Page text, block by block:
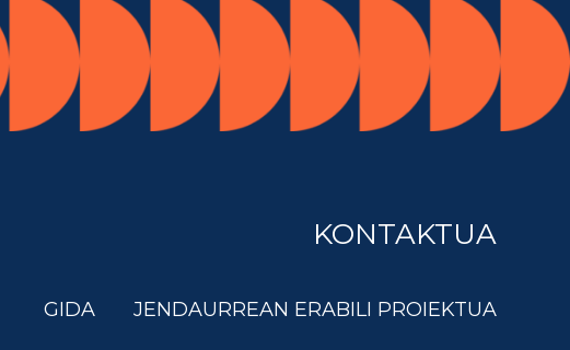
KONTAKTUA
GIDA JENDAURREAN ERABILI PROIEKTUA